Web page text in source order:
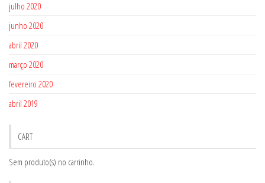
julho 2020
junho 2020
abril 2020
março 2020
fevereiro 2020
abril 2019
CART
Sem produto(s) no carrinho.